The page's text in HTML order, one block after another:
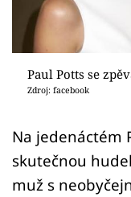
Videa
Sledujte
Přihlášení
Sledujte nás
Paul Potts se
Zdroj: facebook
Na jedenáctém
skutečnou
muž s